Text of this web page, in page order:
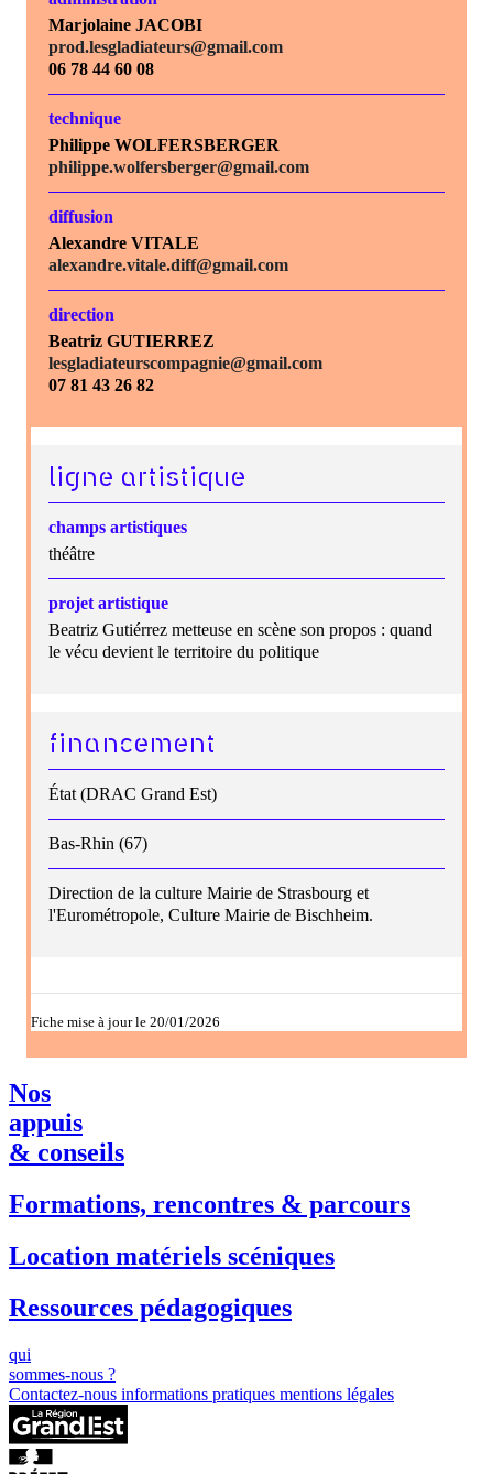
Marjolaine JACOBI
prod.lesgladiateurs@gmail.com
06 78 44 60 08
technique
Philippe WOLFERSBERGER
philippe.wolfersberger@gmail.com
diffusion
Alexandre VITALE
alexandre.vitale.diff@gmail.com
direction
Beatriz GUTIERREZ
lesgladiateurscompagnie@gmail.com
07 81 43 26 82
ligne artistique
champs artistiques
théâtre
projet artistique
Beatriz Gutiérrez metteuse en scène son propos : quand
le vécu devient le territoire du politique
financement
État (DRAC Grand Est)
Bas-Rhin (67)
Direction de la culture Mairie de Strasbourg et
l'Eurométropole, Culture Mairie de Bischheim.
Fiche mise à jour le 20/01/2026
Nos
appuis
& conseils
Formations, rencontres & parcours
Location matériels scéniques
Ressources pédagogiques
qui
sommes-nous ?
Contactez-nous informations pratiques mentions légales